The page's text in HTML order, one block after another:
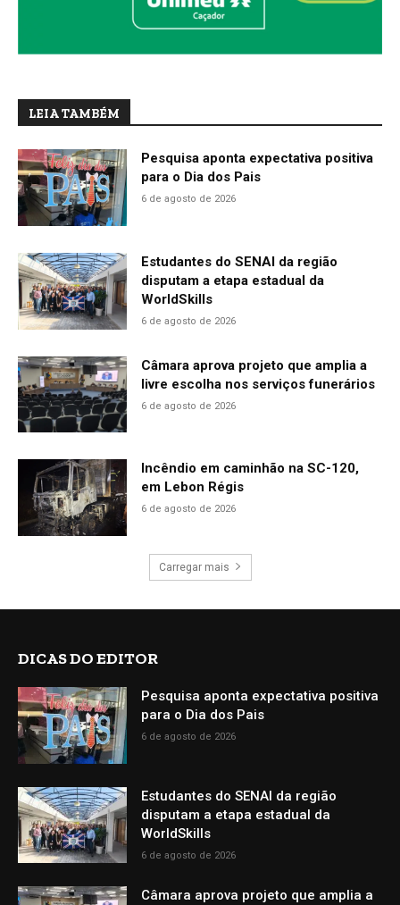
LEIA TAMBÉM
Pesquisa aponta expectativa positiva
para o Dia dos Pais
6 de agosto de 2026
Estudantes do SENAI da região
disputam a etapa estadual da
WorldSkills
6 de agosto de 2026
Câmara aprova projeto que amplia a
livre escolha nos serviços funerários
6 de agosto de 2026
Incêndio em caminhão na SC-120,
em Lebon Régis
6 de agosto de 2026
Carregar mais
DICAS DO EDITOR
Pesquisa aponta expectativa positiva
para o Dia dos Pais
6 de agosto de 2026
Estudantes do SENAI da região
disputam a etapa estadual da
WorldSkills
6 de agosto de 2026
Câmara aprova projeto que amplia a